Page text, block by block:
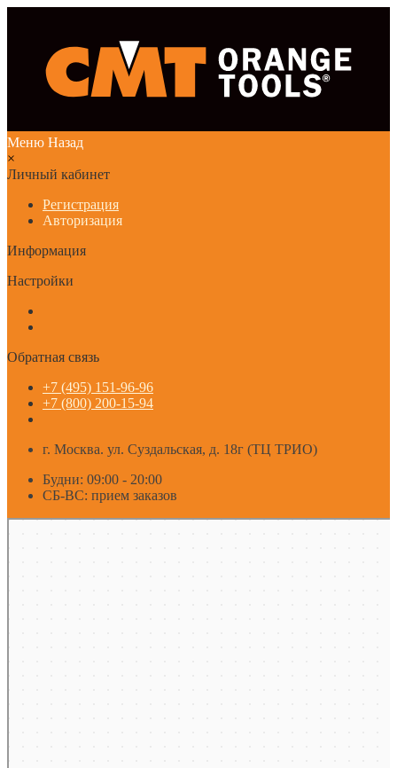
Меню Назад
×
Личный кабинет
Регистрация
Авторизация
Информация
Настройки
Обратная связь
+7 (495) 151-96-96
+7 (800) 200-15-94
г. Москва. ул. Суздальская, д. 18г (ТЦ ТРИО)
Будни: 09:00 - 20:00
СБ-ВС: прием заказов